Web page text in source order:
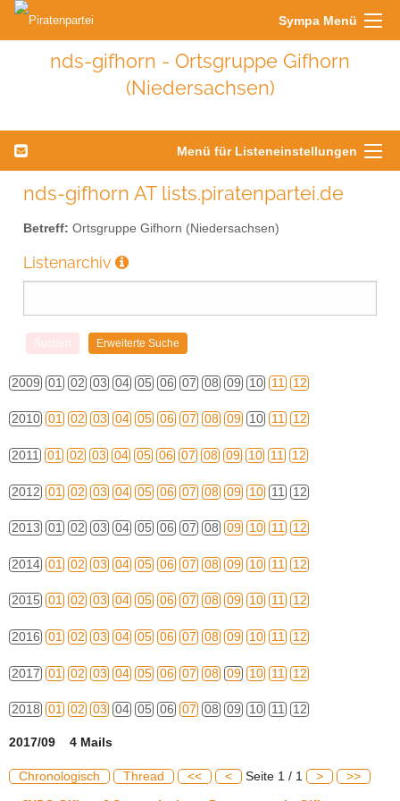
Sympa Menü
nds-gifhorn - Ortsgruppe Gifhorn
(Niedersachsen)
Menü für Listeneinstellungen
nds-gifhorn AT lists.piratenpartei.de
Betreff: Ortsgruppe Gifhorn (Niedersachsen)
Listenarchiv
2009 01 02 03 04 05 06 07 08 09 10 11 12
2010 01 02 03 04 05 06 07 08 09 10 11 12
2011 01 02 03 04 05 06 07 08 09 10 11 12
2012 01 02 03 04 05 06 07 08 09 10 11 12
2013 01 02 03 04 05 06 07 08 09 10 11 12
2014 01 02 03 04 05 06 07 08 09 10 11 12
2015 01 02 03 04 05 06 07 08 09 10 11 12
2016 01 02 03 04 05 06 07 08 09 10 11 12
2017 01 02 03 04 05 06 07 08 09 10 11 12
2018 01 02 03 04 05 06 07 08 09 10 11 12
2017/09 4 Mails
Chronologisch Thread << < Seite 1 / 1 > >>